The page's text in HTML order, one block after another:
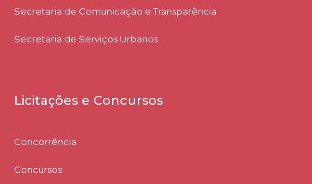
Secretaria de Comunicação e Transparência
Secretaria de Serviços Urbanos
Licitações e Concursos
Concorrência
Concursos